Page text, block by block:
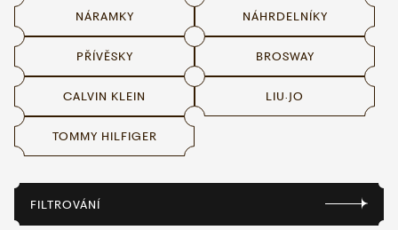
KONTAKT
WHATSAPP VIBER
VOLEJTE 9:00–18:00
NÁRAMKY NÁHRDELNÍKY
PŘÍVĚSKY BROSWAY
CALVIN KLEIN LIU·JO
TOMMY HILFIGER
FILTROVÁNÍ